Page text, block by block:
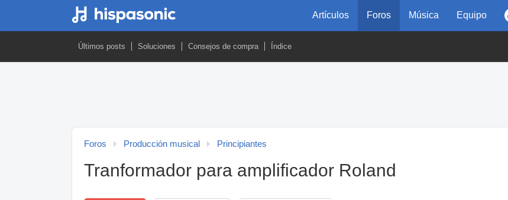
Artículos Foros Música Equipo
Últimos posts Soluciones Consejos de compra Índice
Foros Producción musical Principiantes
Tranformador para amplificador Roland